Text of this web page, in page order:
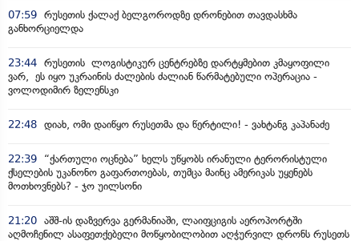
07:59 რუსეთის ქალაქ ბელგოროდზე დრონებით თავდასხმა
განხორციელდა
23:44 რუსეთის ლოგისტიკურ ცენტრებზე დარტყმებით კმაყოფილი
ვარ, ეს იყო უკრაინის ძალების ძალიან წარმატებული ოპერაცია -
ვოლოდიმირ ზელენსკი
22:48 დიახ, ომი დაიწყო რუსეთმა და წერტილი! - ვახტანგ კაპანაძე
22:39
“ქართული ოცნება” ხელს უწყობს ირანული ტერორისტული
ქსელების უკანონო გაფართოებას, თუმცა მაინც ამერიკას უყენებს
მოთხოვნებს? - ჯო უილსონი
21:20 აშშ-ის დაზვერვა გერმანიაში, ლაიფციგის აეროპორტში
აღმოჩენილ ასაფეთქებელი მოწყობილობით აღჭურვილ დრონს რუსეთს